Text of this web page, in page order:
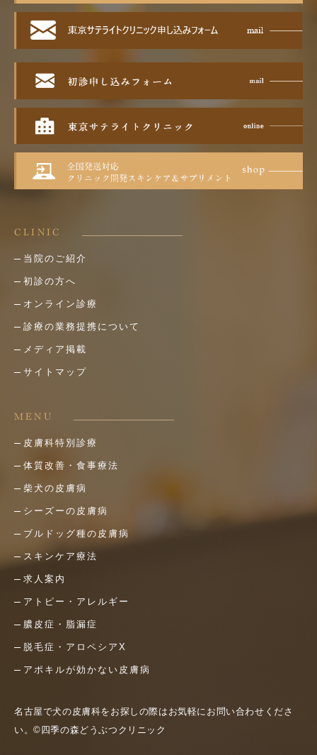
CLINIC
当院のご紹介
初診の方へ
オンライン診療
診療の業務提携について
メディア掲載
サイトマップ
MENU
皮膚科特別診療
体質改善・食事療法
柴犬の皮膚病
シーズーの皮膚病
ブルドッグ種の皮膚病
スキンケア療法
求人案内
アトピー・アレルギー
膿皮症・脂漏症
脱毛症・アロペシアX
アポキルが効かない皮膚病
名古屋で犬の皮膚科をお探しの際はお気軽にお問い合わせくださ
い。©四季の森どうぶつクリニック